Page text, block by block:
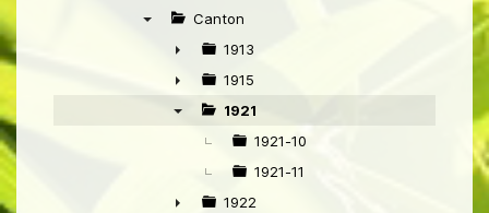
► Canton
►
1913
►
1915
1921
1921-10
1921-11
1922